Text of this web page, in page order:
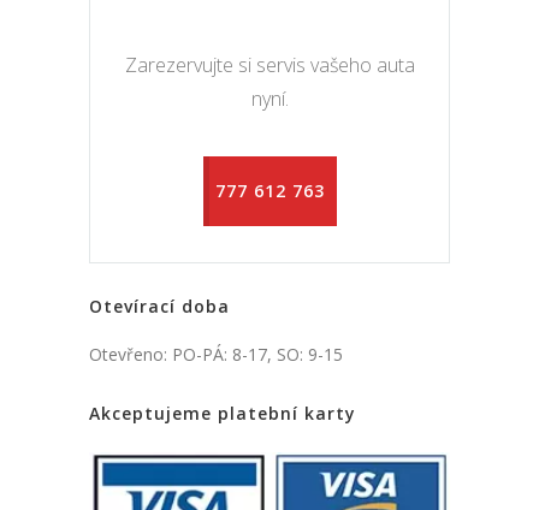
Zarezervujte si servis vašeho auta
nyní.
777 612 763
Otevírací doba
Otevřeno: PO-PÁ: 8-17, SO: 9-15
Akceptujeme platební karty